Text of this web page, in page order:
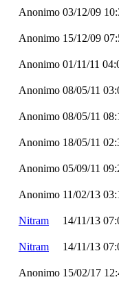
Anonimo 03/12/09
Anonimo 15/12/09
Anonimo 01/11/11
Anonimo 08/05/11
Anonimo 08/05/11
Anonimo 18/05/11
Anonimo 05/09/11
Anonimo 11/02/13
Nitram 14/11/13
Nitram 14/11/13
Anonimo 15/02/17